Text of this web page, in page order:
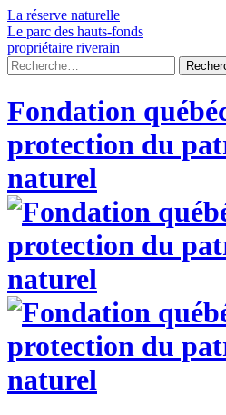
Skip
to
content
La réserve naturelle
Le parc des hauts-fonds
propriétaire riverain
Rechercher :
Fondation
protection du
naturel